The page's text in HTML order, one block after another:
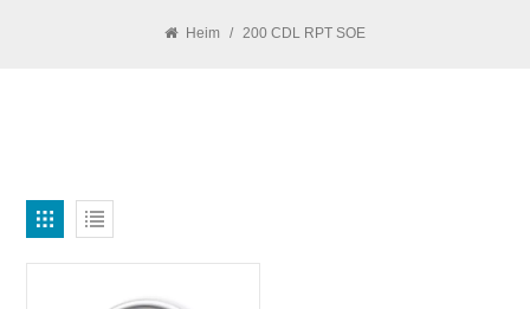
Heim / 200 CDL RPT SOE